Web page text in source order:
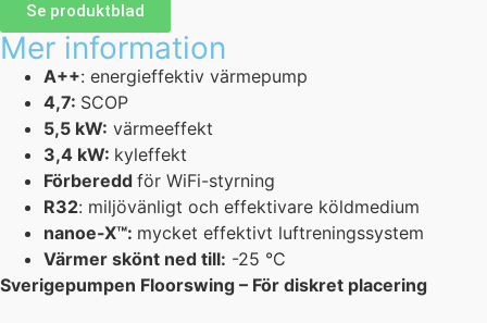
Se produktblad
Mer information
A++: energieffektiv värmepump
4,7: SCOP
5,5 kW: värmeeffekt
3,4 kW: kyleffekt
Förberedd för WiFi-styrning
R32: miljövänligt och effektivare köldmedium
nanoe-X™: mycket effektivt luftreningssystem
Värmer skönt ned till: -25 °C
Sverigepumpen Floorswing – För diskret placering